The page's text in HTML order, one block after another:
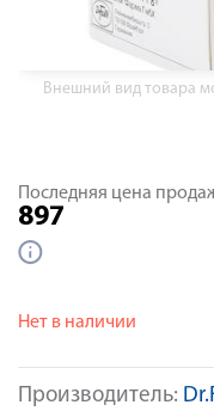
Внешний вид товара
Производитель:
Последняя цена
897
Нет в наличии